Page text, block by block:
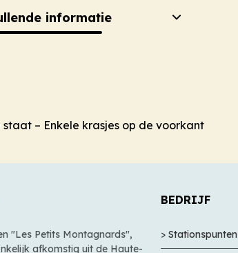
informatie
staat – Enkele krasjes op de voorkant
"Les Petits Montagnards",
afkomstig uit de Haute-
BEDRIJF
> Stationspunten